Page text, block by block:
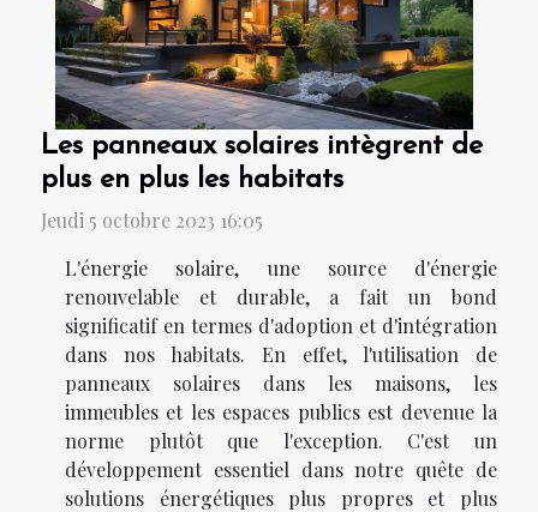
Les panneaux solaires intègrent de
plus en plus les habitats
Jeudi 5 octobre 2023 16:05
L'énergie solaire, une source d'énergie
renouvelable et durable, a fait un bond
significatif en termes d'adoption et d'intégration
dans nos habitats. En effet, l'utilisation de
panneaux solaires dans les maisons, les
immeubles et les espaces publics est devenue la
norme plutôt que l'exception. C'est un
développement essentiel dans notre quête de
solutions énergétiques plus propres et plus